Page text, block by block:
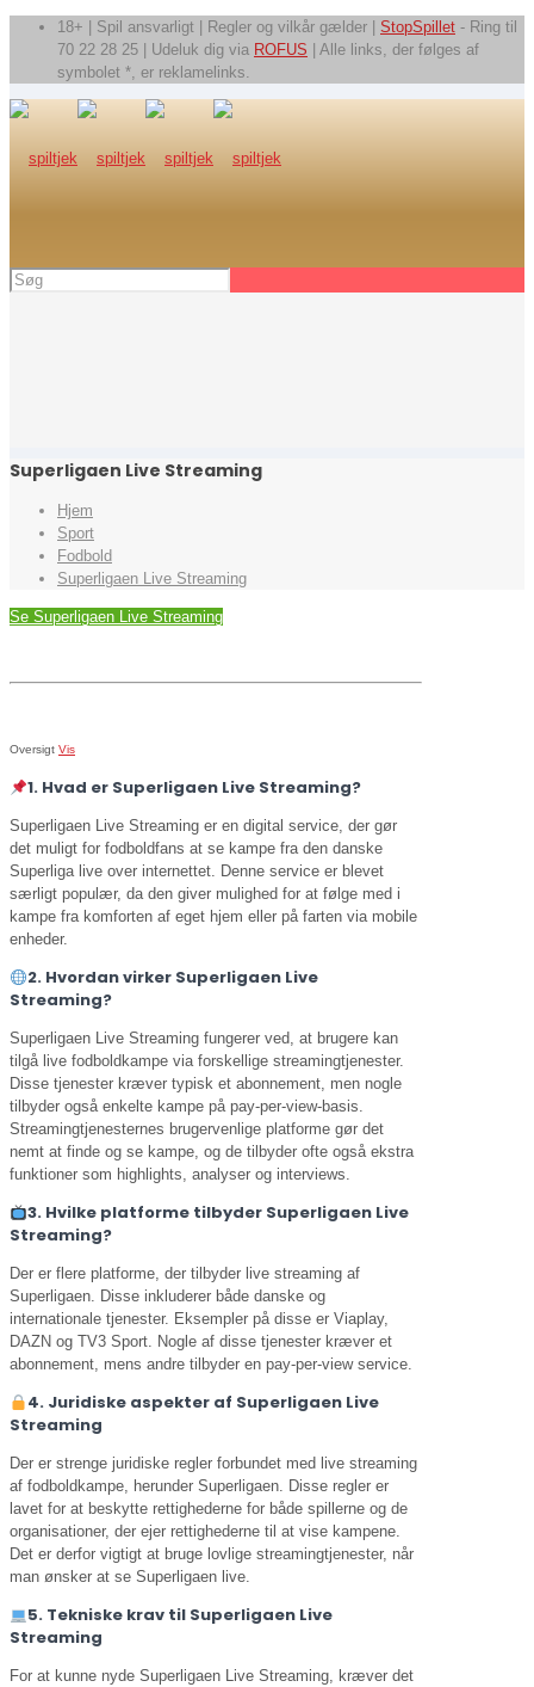
18+ | Spil ansvarligt | Regler og vilkår gælder | StopSpillet - Ring til
70 22 28 25 | Udeluk dig via ROFUS | Alle links, der følges af
symbolet *, er reklamelinks.
Superligaen Live Streaming
Hjem
Sport
Fodbold
Superligaen Live Streaming
Se Superligaen Live Streaming
Oversigt Vis
1. Hvad er Superligaen Live Streaming?
Superligaen Live Streaming er en digital service, der gør
det muligt for fodboldfans at se kampe fra den danske
Superliga live over internettet. Denne service er blevet
særligt populær, da den giver mulighed for at følge med i
kampe fra komforten af eget hjem eller på farten via mobile
enheder.
2. Hvordan virker Superligaen Live
Streaming?
Superligaen Live Streaming fungerer ved, at brugere kan
tilgå live fodboldkampe via forskellige streamingtjenester.
Disse tjenester kræver typisk et abonnement, men nogle
tilbyder også enkelte kampe på pay-per-view-basis.
Streamingtjenesternes brugervenlige platforme gør det
nemt at finde og se kampe, og de tilbyder ofte også ekstra
funktioner som highlights, analyser og interviews.
3. Hvilke platforme tilbyder Superligaen Live
Streaming?
Der er flere platforme, der tilbyder live streaming af
Superligaen. Disse inkluderer både danske og
internationale tjenester. Eksempler på disse er Viaplay,
DAZN og TV3 Sport. Nogle af disse tjenester kræver et
abonnement, mens andre tilbyder en pay-per-view service.
4. Juridiske aspekter af Superligaen Live
Streaming
Der er strenge juridiske regler forbundet med live streaming
af fodboldkampe, herunder Superligaen. Disse regler er
lavet for at beskytte rettighederne for både spillerne og de
organisationer, der ejer rettighederne til at vise kampene.
Det er derfor vigtigt at bruge lovlige streamingtjenester, når
man ønsker at se Superligaen live.
5. Tekniske krav til Superligaen Live
Streaming
For at kunne nyde Superligaen Live Streaming, kræver det